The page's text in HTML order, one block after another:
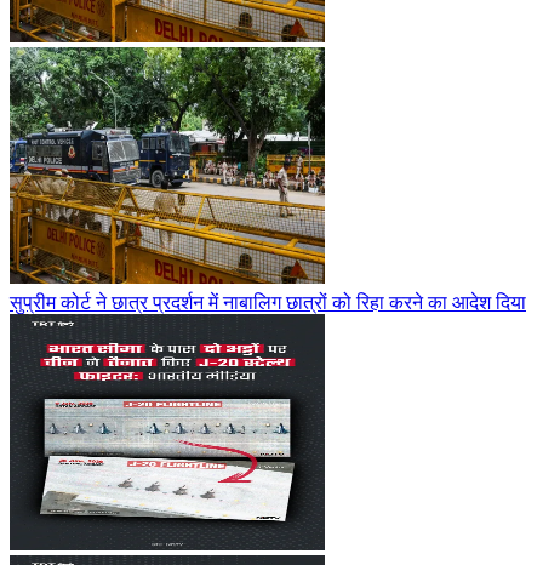
सुप्रीम कोर्ट ने छात्र प्रदर्शन में नाबालिग छात्रों को रिहा करने का आदेश दिया